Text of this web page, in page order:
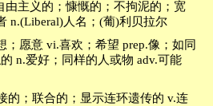
由主义的；慷慨的；不拘泥的；宽
n.(Liberal)人名；(葡)利贝拉尔
；愿意 vi.喜欢；希望 prep.像；如同
n.爱好；同样的人或物 adv.可能
的；联合的；显示连环遗传的 v.连